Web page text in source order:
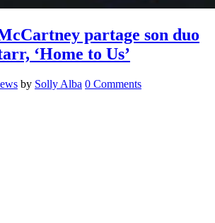
partage son duo
‘Home to Us’
by Solly Alba 0 Comments